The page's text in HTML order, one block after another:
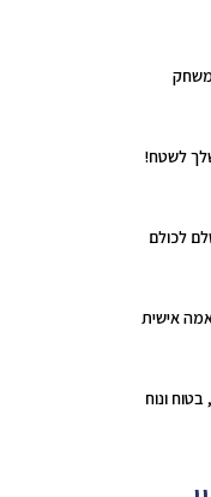
לשטח!
לכולם
אישית
ונוח